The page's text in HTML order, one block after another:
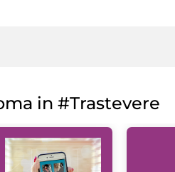
in #Trastevere